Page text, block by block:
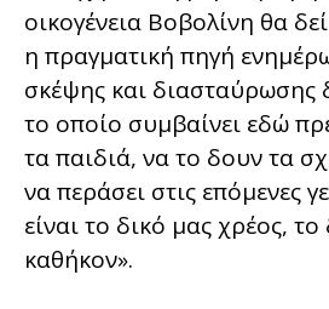
οικογένεια Βοβολίνη θα
η πραγματική πηγή
σκέψης και διασταύρωσης
το οποίο συμβαίνει εδώ
τα παιδιά, να το δουν τα
να περάσει στις επόμενες
είναι το δικό μας χρέος,
καθήκον».